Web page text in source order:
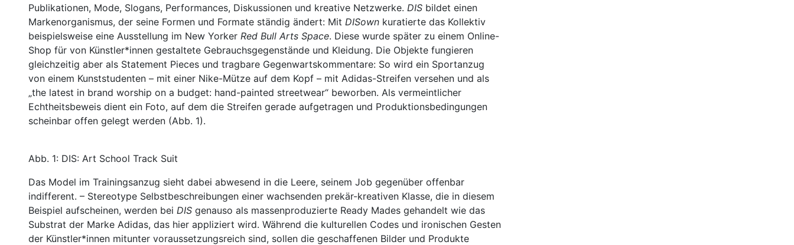
Publikationen, Mode, Slogans, Performances, Diskussionen und kreative Netzwerke. DIS bildet einen
Markenorganismus, der seine Formen und Formate ständig ändert: Mit DISown kuratierte das Kollektiv
beispielsweise eine Ausstellung im New Yorker Red Bull Arts Space. Diese wurde später zu einem Online-
Shop für von Künstler*innen gestaltete Gebrauchsgegenstände und Kleidung. Die Objekte fungieren
gleichzeitig aber als Statement Pieces und tragbare Gegenwartskommentare: So wird ein Sportanzug
von einem Kunststudenten – mit einer Nike-Mütze auf dem Kopf – mit Adidas-Streifen versehen und als
„the latest in brand worship on a budget: hand-painted streetwear“ beworben. Als vermeintlicher
Echtheitsbeweis dient ein Foto, auf dem die Streifen gerade aufgetragen und Produktionsbedingungen
scheinbar offen gelegt werden (Abb. 1).
Abb. 1: DIS: Art School Track Suit
Das Model im Trainingsanzug sieht dabei abwesend in die Leere, seinem Job gegenüber offenbar
indifferent. – Stereotype Selbstbeschreibungen einer wachsenden prekär-kreativen Klasse, die in diesem
Beispiel aufscheinen, werden bei DIS genauso als massenproduzierte Ready Mades gehandelt wie das
Substrat der Marke Adidas, das hier appliziert wird. Während die kulturellen Codes und ironischen Gesten
der Künstler*innen mitunter voraussetzungsreich sind, sollen die geschaffenen Bilder und Produkte